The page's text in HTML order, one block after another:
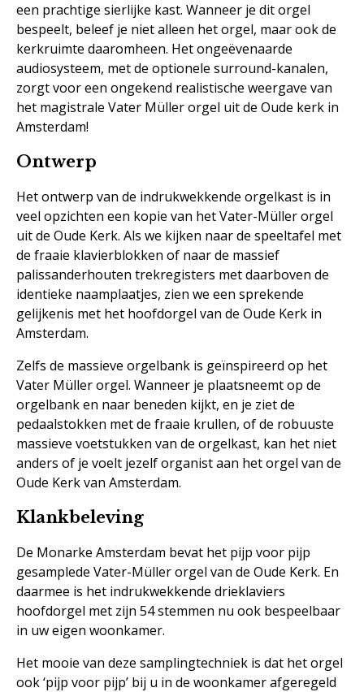
een prachtige sierlijke kast. Wanneer je dit orgel
bespeelt, beleef je niet alleen het orgel, maar ook de
kerkruimte daaromheen. Het ongeëvenaarde
audiosysteem, met de optionele surround-kanalen,
zorgt voor een ongekend realistische weergave van
het magistrale Vater Müller orgel uit de Oude kerk in
Amsterdam!
Ontwerp
Het ontwerp van de indrukwekkende orgelkast is in
veel opzichten een kopie van het Vater-Müller orgel
uit de Oude Kerk. Als we kijken naar de speeltafel met
de fraaie klavierblokken of naar de massief
palissanderhouten trekregisters met daarboven de
identieke naamplaatjes, zien we een sprekende
gelijkenis met het hoofdorgel van de Oude Kerk in
Amsterdam.
Zelfs de massieve orgelbank is geïnspireerd op het
Vater Müller orgel. Wanneer je plaatsneemt op de
orgelbank en naar beneden kijkt, en je ziet de
pedaalstokken met de fraaie krullen, of de robuuste
massieve voetstukken van de orgelkast, kan het niet
anders of je voelt jezelf organist aan het orgel van de
Oude Kerk van Amsterdam.
Klankbeleving
De Monarke Amsterdam bevat het pijp voor pijp
gesamplede Vater-Müller orgel van de Oude Kerk. En
daarmee is het indrukwekkende drieklaviers
hoofdorgel met zijn 54 stemmen nu ook bespeelbaar
in uw eigen woonkamer.
Het mooie van deze samplingtechniek is dat het orgel
ook ‘pijp voor pijp’ bij u in de woonkamer afgeregeld